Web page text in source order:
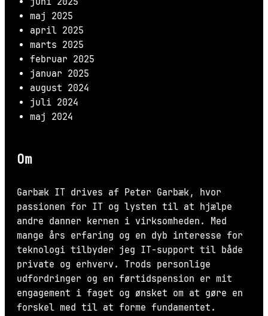
maj 2025
april 2025
marts 2025
februar 2025
januar 2025
august 2024
juli 2024
maj 2024
Om
Garbæk IT drives af Peter Garbæk, hvor
passionen for IT og lysten til at hjælpe
andre danner kernen i virksomheden. Med
mange års erfaring og en dyb interesse for
teknologi tilbyder jeg IT-support til både
private og erhverv. Trods personlige
udfordringer og en førtidspension er mit
engagement i faget og ønsket om at gøre en
forskel med til at forme fundamentet.